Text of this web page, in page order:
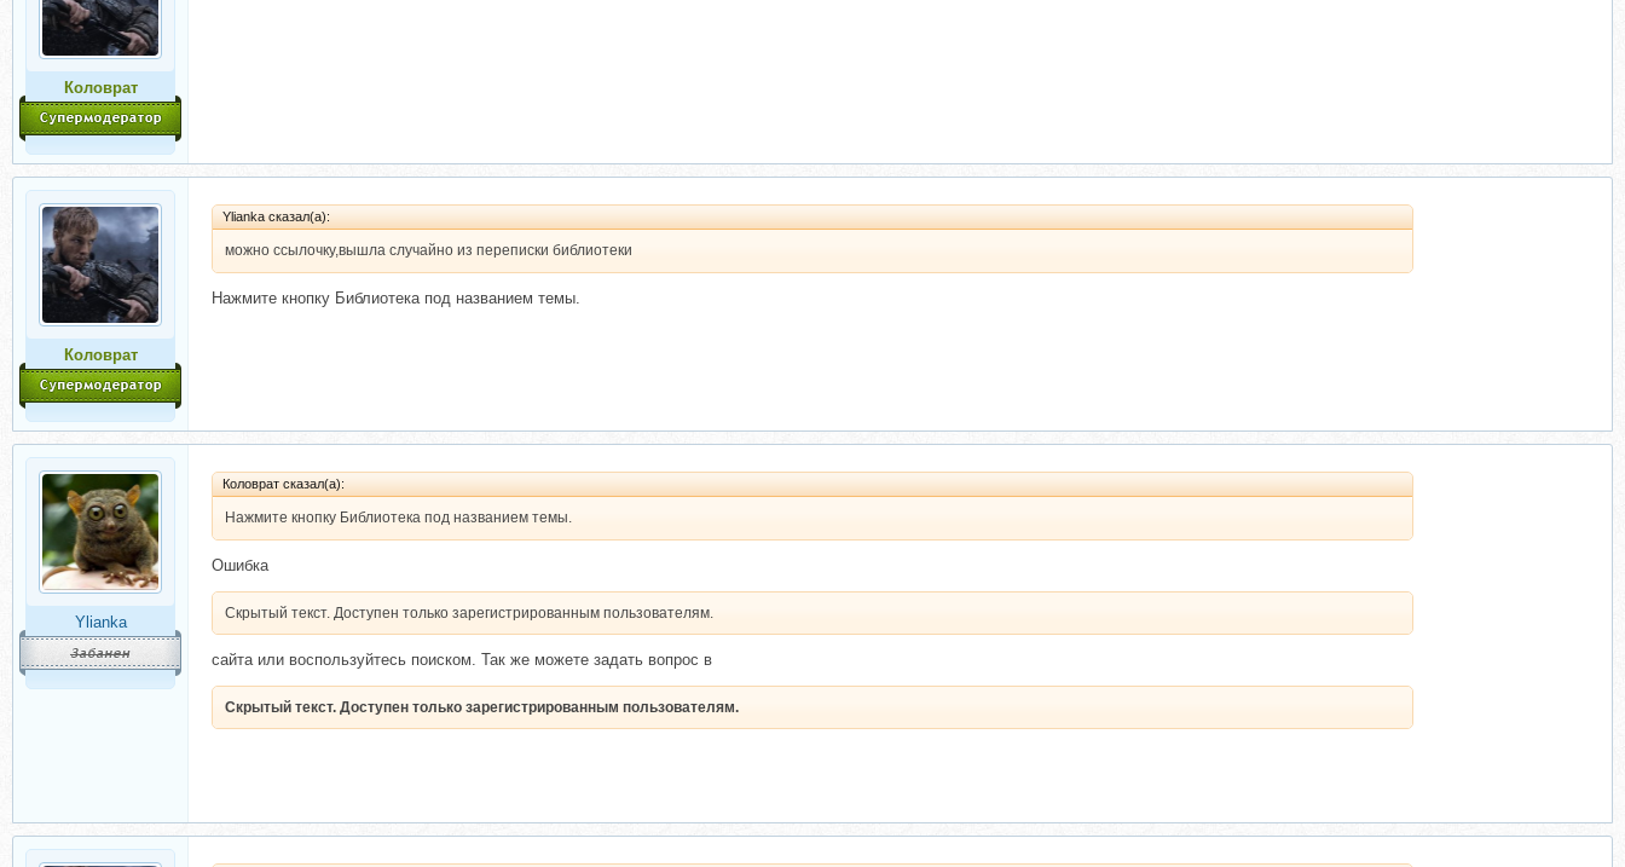
Коловрат
Коловрат
Ylianka сказал(а):
можно ссылочку,вышла случайно из переписки библиотеки
Нажмите кнопку Библиотека под названием темы.
Ylianka
Коловрат сказал(а):
Нажмите кнопку Библиотека под названием темы.
Ошибка
Скрытый текст. Доступен только зарегистрированным пользователям.
сайта или воспользуйтесь поиском. Так же можете задать вопрос в
Скрытый текст. Доступен только зарегистрированным пользователям.